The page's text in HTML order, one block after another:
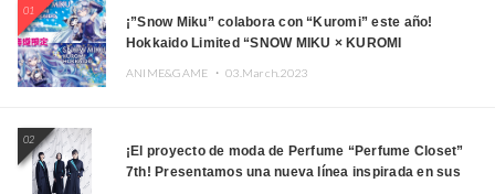
01
¡”Snow Miku” colabora con “Kuromi” este año!
Hokkaido Limited “SNOW MIKU × KUROMI
ANIME&GAME ・03.March.2023
02
¡El proyecto de moda de Perfume “Perfume Closet”
7th! Presentamos una nueva línea inspirada en sus